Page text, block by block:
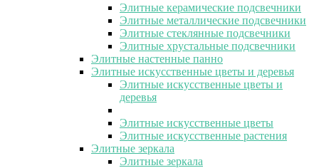
Элитные керамические подсвечники
Элитные металлические подсвечники
Элитные стеклянные подсвечники
Элитные хрустальные подсвечники
Элитные настенные панно
Элитные искусственные цветы и деревья
Элитные искусственные цветы и
деревья
Элитные искусственные цветы
Элитные искусственные растения
Элитные зеркала
Элитные зеркала